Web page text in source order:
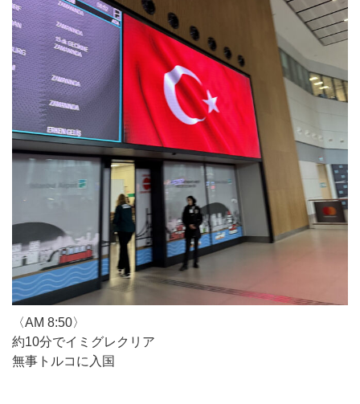
〈AM 8:50〉
約10分でイミグレクリア
無事トルコに入国